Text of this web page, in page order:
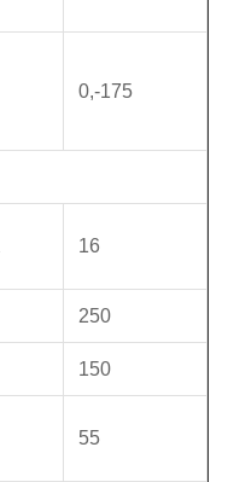
0,-175
16
250
150
55